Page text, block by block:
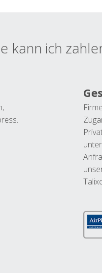
kann ich